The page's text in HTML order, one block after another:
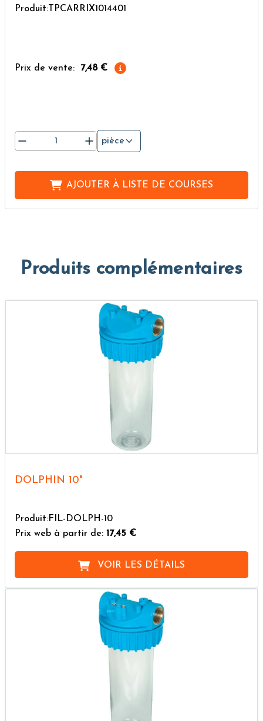
Produit:TPCARRIX1014401
Prix de vente: 7,48 €
pièce
AJOUTER À LISTE DE COURSES
Produits complémentaires
DOLPHIN 10"
Produit:FIL-DOLPH-10
Prix web à partir de: 17,45 €
VOIR LES DÉTAILS